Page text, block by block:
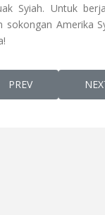
Syiah. Untuk
sokongan Amerika
PREVIOUS
PREV